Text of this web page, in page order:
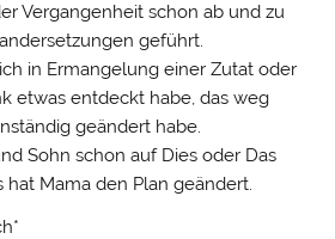
Vergangenheit schon ab und zu
geführt.
in Ermangelung einer Zutat oder
etwas entdeckt habe, das weg
geändert habe.
Sohn schon auf Dies oder Das
Mama den Plan geändert.